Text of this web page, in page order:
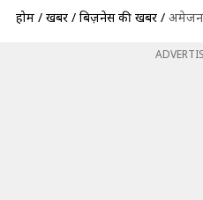
होम / खबरें / बिज़नेस की खबरें / अमेजन ने